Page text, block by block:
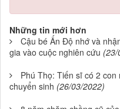
Những tin mới hơn
Cậu bé Ấn Độ nhớ và
gia vào cuộc nghiên cứu (23/
Phú Thọ: Tiến sĩ có 2
chuyển sinh (26/03/2022)